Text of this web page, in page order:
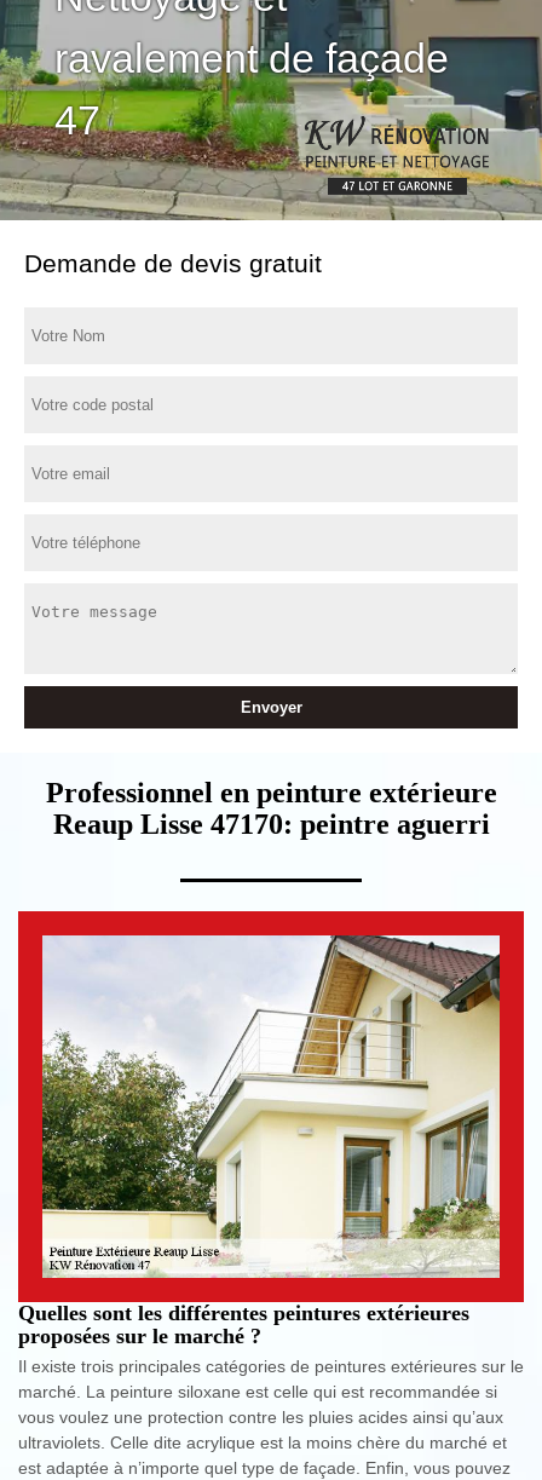
ravalement de façade
47
Demande de devis gratuit
Professionnel en peinture extérieure
Reaup Lisse 47170: peintre aguerri
Quelles sont les différentes peintures extérieures
proposées sur le marché ?
Il existe trois principales catégories de peintures extérieures sur le
marché. La peinture siloxane est celle qui est recommandée si
vous voulez une protection contre les pluies acides ainsi qu’aux
ultraviolets. Celle dite acrylique est la moins chère du marché et
est adaptée à n’importe quel type de façade. Enfin, vous pouvez